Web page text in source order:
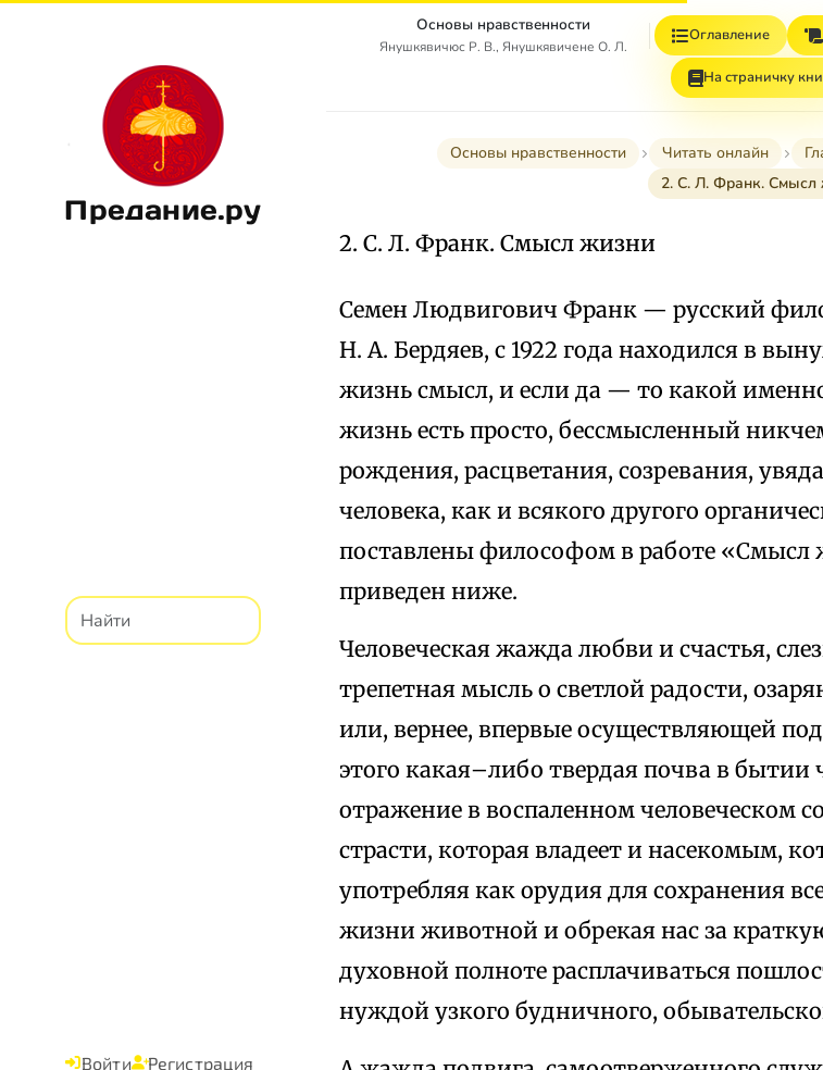
Предание.ру
Войти Регистрация
Основы нравственности
Янушкявичюс Р. В., Янушкявичене О. Л.
Оглавление
На страничку
Основы нравственности Читать онлайн
2. С. Л. Франк. Смысл
2. С. Л. Франк. Смысл жизни
Семен Людвигович Франк — русский
Н. А. Бердяев, с 1922 года находился в
жизнь смысл, и если да — то какой
жизнь есть просто, бессмысленный
рождения, расцветания, созревания,
человека, как и всякого другого
поставлены философом в работе «Смысл
приведен ниже.
Человеческая жажда любви и счастья,
трепетная мысль о светлой радости,
или, вернее, впервые осуществляющей
этого какая–либо твердая почва в бытии
отражение в воспаленном человеческом
страсти, которая владеет и насекомым,
употребляя как орудия для сохранения
жизни животной и обрекая нас за
духовной полноте расплачиваться
нуждой узкого будничного,